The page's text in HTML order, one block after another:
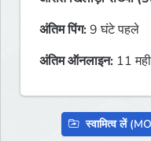
अंतिम पिंग:9 घंटे पहले
अंतिम ऑनलाइन: 11
स्वामित्व लें